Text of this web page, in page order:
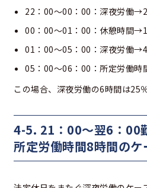
22：00～00：00：深夜労働
00：00～01：00：休憩時間
01：00～05：00：深夜労働
05：00～06：00：所定労働
この場合、深夜労働の6時間は25
4-5. 21：00～翌6：00
所定労働時間8時間のケ